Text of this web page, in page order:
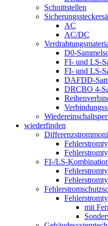
Schnittstellen
AC
AC/DC
D0-
FI- und LS-
FI- und LS-
DAFDD-
DRCBO 4-
wiederfinden
FI-/LS-
mit